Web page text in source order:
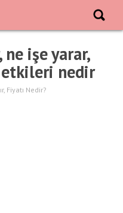
işe yarar,
etkileri nedir
Fiyatı Nedir?